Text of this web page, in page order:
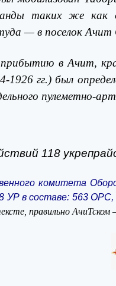
таких же как
— в поселок Ачит
в Ачит,
1926 гг.) был
пулеметно-
118
комитета
УР в составе: 563
правильно